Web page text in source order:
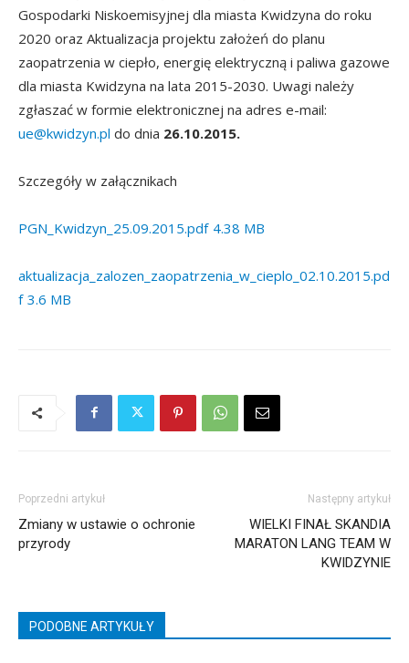
Gospodarki Niskoemisyjnej dla miasta Kwidzyna do roku
2020 oraz Aktualizacja projektu założeń do planu
zaopatrzenia w ciepło, energię elektryczną i paliwa gazowe
dla miasta Kwidzyna na lata 2015-2030. Uwagi należy
zgłaszać w formie elektronicznej na adres e-mail:
ue@kwidzyn.pl do dnia 26.10.2015.
Szczegóły w załącznikach
PGN_Kwidzyn_25.09.2015.pdf 4.38 MB
aktualizacja_zalozen_zaopatrzenia_w_cieplo_02.10.2015.pd
f 3.6 MB
Poprzedni artykuł
Zmiany w ustawie o ochronie
przyrody
Następny artykuł
WIELKI FINAŁ SKANDIA
MARATON LANG TEAM W
KWIDZYNIE
PODOBNE ARTYKUŁY